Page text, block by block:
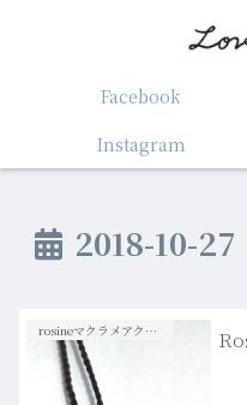
Facebook
Instagram
2018-10-27
rosineマクラメアクセサリー